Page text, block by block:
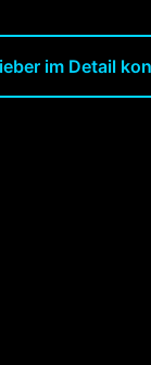
im Detail